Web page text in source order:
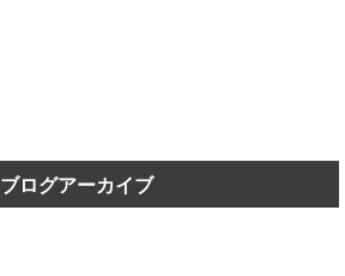
ブログアーカイブ